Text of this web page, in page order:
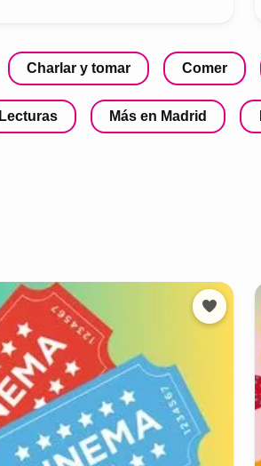
Charlar y tomar Comer
Lecturas Más en Madrid